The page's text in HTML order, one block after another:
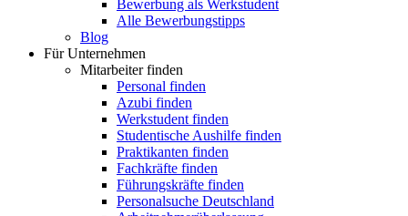
Bewerbung als Werkstudent
Alle Bewerbungstipps
Blog
Für Unternehmen
Mitarbeiter finden
Personal finden
Azubi finden
Werkstudent finden
Studentische Aushilfe finden
Praktikanten finden
Fachkräfte finden
Führungskräfte finden
Personalsuche Deutschland